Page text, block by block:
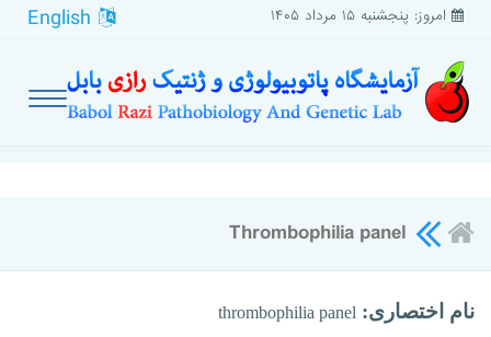
امروز: پنجشنبه ۱۵ مرداد ۱۴۰۵
Thrombophilia panel
نام اختصاری: thrombophilia panel